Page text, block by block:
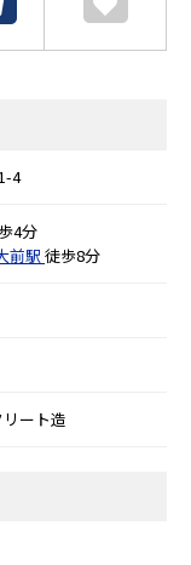
4
4分
前駅 徒歩8分
ート造